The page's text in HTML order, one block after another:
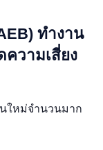
ทำงาน
ความเสี่ยง
นใหม่จำนวนมาก